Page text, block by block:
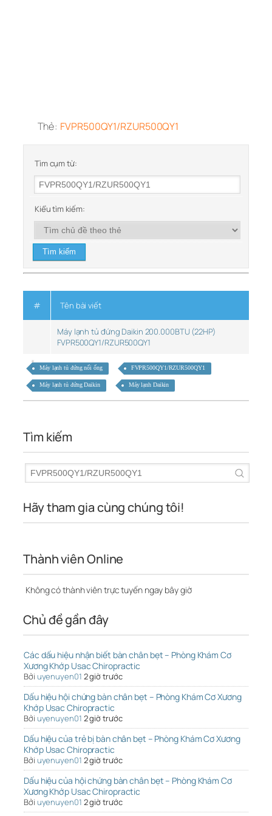
Thẻ: FVPR500QY1/RZUR500QY1
Tìm cụm từ:
Kiểu tìm kiếm:
# Tên bài viết
Máy lạnh tủ đứng Daikin 200.000BTU (22HP)
FVPR500QY1/RZUR500QY1
Máy lạnh tủ đứng nối ống FVPR500QY1/RZUR500QY1
Máy lạnh tủ đứng Daikin Máy lạnh Daikin
Tìm kiếm
Hãy tham gia cùng chúng tôi!
Thành viên Online
Không có thành viên trực tuyến ngay bây giờ
Chủ đề gần đây
Các dấu hiệu nhận biết bàn chân bẹt – Phòng Khám Cơ
Xương Khớp Usac Chiropractic
Bởi uyenuyen01 2 giờ trước
Dấu hiệu hội chứng bàn chân bẹt – Phòng Khám Cơ Xương
Khớp Usac Chiropractic
Bởi uyenuyen01 2 giờ trước
Dấu hiệu của trẻ bị bàn chân bẹt – Phòng Khám Cơ Xương
Khớp Usac Chiropractic
Bởi uyenuyen01 2 giờ trước
Dấu hiệu của hội chứng bàn chân bẹt – Phòng Khám Cơ
Xương Khớp Usac Chiropractic
Bởi uyenuyen01 2 giờ trước